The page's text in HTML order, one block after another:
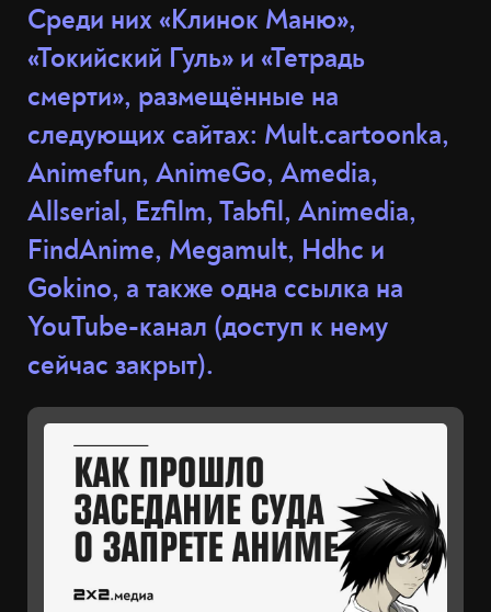
Среди них «Клинок Маню»,
«Токийский Гуль» и «Тетрадь
смерти», размещённые на
следующих сайтах: Mult.cartoonka,
Animefun, AnimeGo, Amedia,
Allserial, Ezfilm, Tabfil, Animedia,
FindAnime, Megamult, Hdhc и
Gokino, а также одна ссылка на
YouTube-канал (доступ к нему
сейчас закрыт).